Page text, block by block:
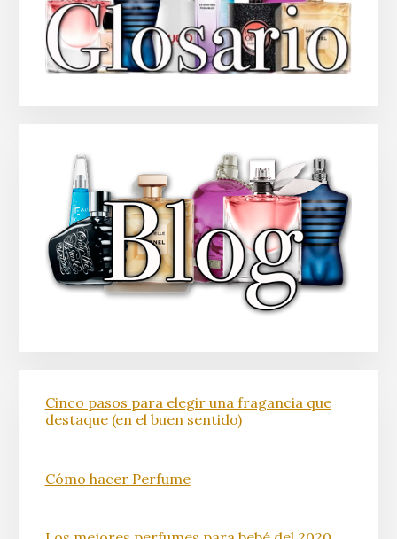
Cinco pasos para elegir una fragancia que
destaque (en el buen sentido)
Cómo hacer Perfume